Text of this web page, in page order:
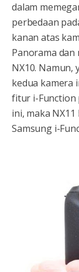
dalam
perbedaan
kanan atas
Panorama dan
NX10. Namun,
kedua kamera
fitur i-Function
ini, maka
Samsung i-